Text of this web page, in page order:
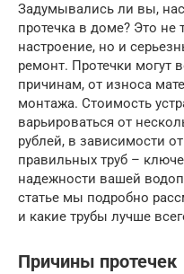
Задумывались ли вы,
протечка в доме? Это не
настроение, но и
ремонт. Протечки могут
причинам, от износа
монтажа. Стоимость
варьироваться от
рублей, в зависимости
правильных труб –
надежности вашей
статье мы подробно
и какие трубы лучше
Причины протечек